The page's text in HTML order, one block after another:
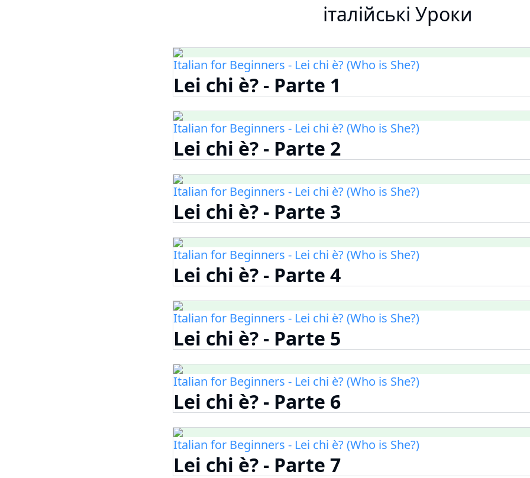
італійські Уроки
Italian for Beginners - Lei chi è? (Who is She?)
Lei chi è? - Parte 1
Italian for Beginners - Lei chi è? (Who is She?)
Lei chi è? - Parte 2
Italian for Beginners - Lei chi è? (Who is She?)
Lei chi è? - Parte 3
Italian for Beginners - Lei chi è? (Who is She?)
Lei chi è? - Parte 4
Italian for Beginners - Lei chi è? (Who is She?)
Lei chi è? - Parte 5
Italian for Beginners - Lei chi è? (Who is She?)
Lei chi è? - Parte 6
Italian for Beginners - Lei chi è? (Who is She?)
Lei chi è? - Parte 7